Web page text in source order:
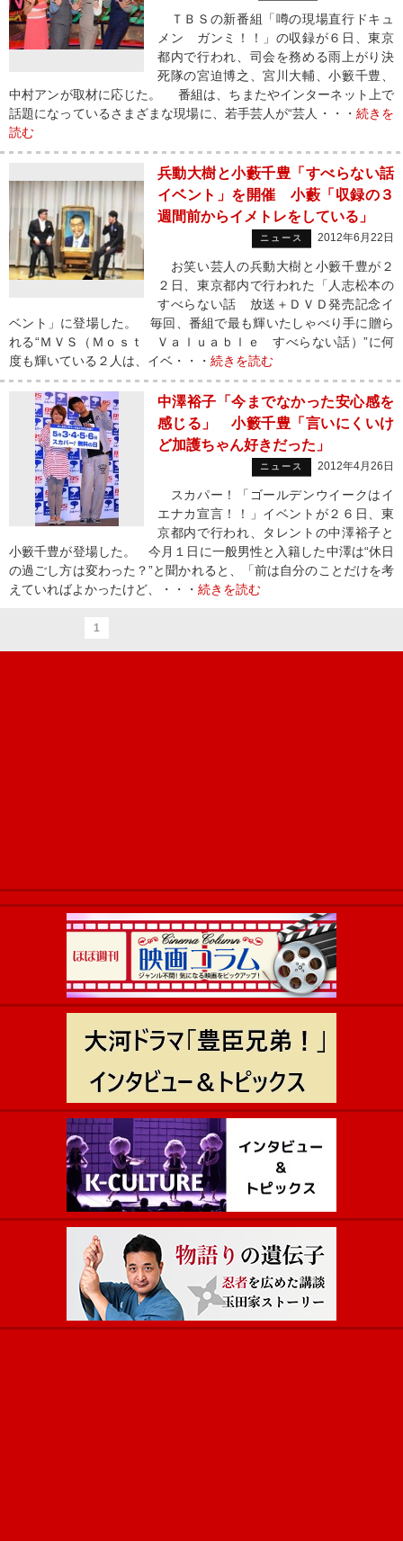
ＴＢＳの新番組「噂の現場直行ドキュ
メン ガンミ！！」の収録が６日、東京
都内で行われ、司会を務める雨上がり決
死隊の宮迫博之、宮川大輔、小籔千豊、
中村アンが取材に応じた。 番組は、ちまたやインターネット上で
話題になっているさまざまな現場に、若手芸人が“芸人・・・ 続きを
読む
兵動大樹と小藪千豊「すべらない話
イベント」を開催 小藪「収録の３
週間前からイメトレをしている」
ニュース 2012年6月22日
お笑い芸人の兵動大樹と小籔千豊が２
２日、東京都内で行われた「人志松本の
すべらない話 放送＋ＤＶＤ発売記念イ
ベント」に登場した。 毎回、番組で最も輝いたしゃべり手に贈ら
れる“ＭＶＳ（Ｍｏｓｔ Ｖａｌｕａｂｌｅ すべらない話）”に何
度も輝いている２人は、イベ・・・ 続きを読む
中澤裕子「今までなかった安心感を
感じる」 小籔千豊「言いにくいけ
ど加護ちゃん好きだった」
ニュース 2012年4月26日
スカパー！「ゴールデンウイークはイ
エナカ宣言！！」イベントが２６日、東
京都内で行われ、タレントの中澤裕子と
小籔千豊が登場した。 今月１日に一般男性と入籍した中澤は“休日
の過ごし方は変わった？”と聞かれると、「前は自分のことだけを考
えていればよかったけど、・・・ 続きを読む
1